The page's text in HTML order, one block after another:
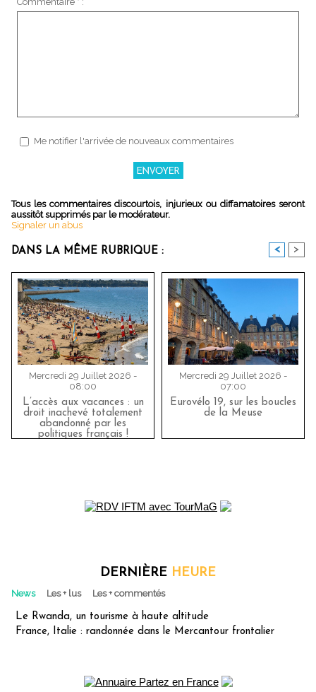
Me notifier l'arrivée de nouveaux commentaires
Tous les commentaires discourtois, injurieux ou diffamatoires seront
aussitôt supprimés par le modérateur.
Signaler un abus
DANS LA MÊME RUBRIQUE : < >
Mercredi 29 Juillet 2026 -
08:00
L’accès aux vacances : un
droit inachevé totalement
abandonné par les
politiques français !
Mercredi 29 Juillet 2026 -
07:00
Eurovélo 19, sur les boucles
de la Meuse
DERNIÈRE HEURE
News Les + lus Les + commentés
Le Rwanda, un tourisme à haute altitude
France, Italie : randonnée dans le Mercantour frontalier